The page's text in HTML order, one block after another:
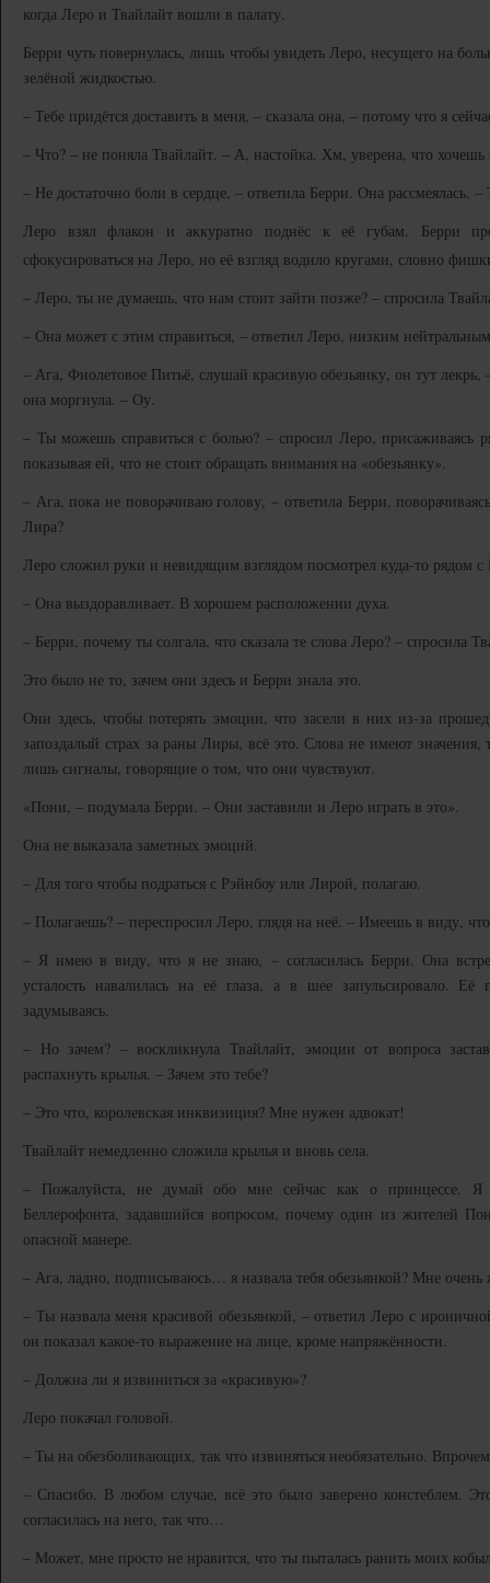
когда Леро и Твайлайт вошли в палату.
Берри чуть повернулась, лишь чтобы увидеть Леро, несущего на
зелёной жидкостью.
– Тебе придётся доставить в меня, – сказала она, – потому что я
– Что? – не поняла Твайлайт. – А, настойка. Хм, уверена, что хочешь
– Не достаточно боли в сердце, – ответила Берри. Она рассмеялась.
Леро взял флакон и аккуратно поднёс к её губам. Берри
сфокусироваться на Леро, но её взгляд водило кругами, словно
– Леро, ты не думаешь, что нам стоит зайти позже? – спросила
– Она может с этим справиться, – ответил Леро, низким
– Ага, Фиолетовое Питьё, слушай красивую обезьянку, он тут лекрь,
она моргнула. – Оу.
– Ты можешь справиться с болью? – спросил Леро, присаживаясь
показывая ей, что не стоит обращать внимания на «обезьянку».
– Ага, пока не поворачиваю голову, – ответила Берри,
Лира?
Леро сложил руки и невидящим взглядом посмотрел куда-то рядом с
– Она выздоравливает. В хорошем расположении духа.
– Берри, почему ты солгала, что сказала те слова Леро? – спросила
Это было не то, зачем они здесь и Берри знала это.
Они здесь, чтобы потерять эмоции, что засели в них из-за
запоздалый страх за раны Лиры, всё это. Слова не имеют значения,
лишь сигналы, говорящие о том, что они чувствуют.
«Пони, – подумала Берри. – Они заставили и Леро играть в это».
Она не выказала заметных эмоций.
– Для того чтобы подраться с Рэйнбоу или Лирой, полагаю.
– Полагаешь? – переспросил Леро, глядя на неё. – Имеешь в виду,
– Я имею в виду, что я не знаю, – согласилась Берри. Она
усталость навалилась на её глаза, а в шее запульсировало.
задумываясь.
– Но зачем? – воскликнула Твайлайт, эмоции от вопроса
распахнуть крылья. – Зачем это тебе?
– Это что, королевская инквизиция? Мне нужен адвокат!
Твайлайт немедленно сложила крылья и вновь села.
– Пожалуйста, не думай обо мне сейчас как о принцессе. Я
Беллерофонта, задавшийся вопросом, почему один из жителей
опасной манере.
– Ага, ладно, подписываюсь… я назвала тебя обезьянкой? Мне
– Ты назвала меня красивой обезьянкой, – ответил Леро с
он показал какое-то выражение на лице, кроме напряжённости.
– Должна ли я извиниться за «красивую»?
Леро покачал головой.
– Ты на обезболивающих, так что извиняться необязательно.
– Спасибо. В любом случае, всё это было заверено констеблем.
согласилась на него, так что…
– Может, мне просто не нравится, что ты пыталась ранить моих